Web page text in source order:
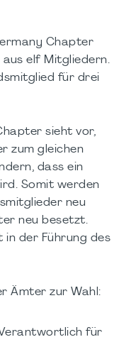
Chapter
aus elf Mitgliedern.
für drei
sieht vor,
zum gleichen
dass ein
Somit werden
neu
neu besetzt.
in der Führung des
Ämter zur Wahl:
für